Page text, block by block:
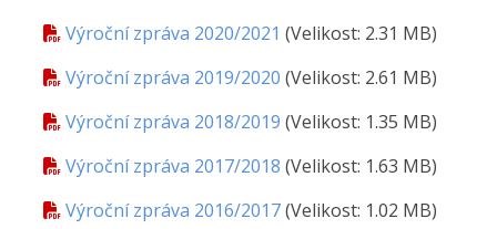
Výroční zpráva 2020/2021 (Velikost: 2.31 MB)
Výroční zpráva 2019/2020 (Velikost: 2.61 MB)
Výroční zpráva 2018/2019 (Velikost: 1.35 MB)
Výroční zpráva 2017/2018 (Velikost: 1.63 MB)
Výroční zpráva 2016/2017(Velikost: 1.02 MB)